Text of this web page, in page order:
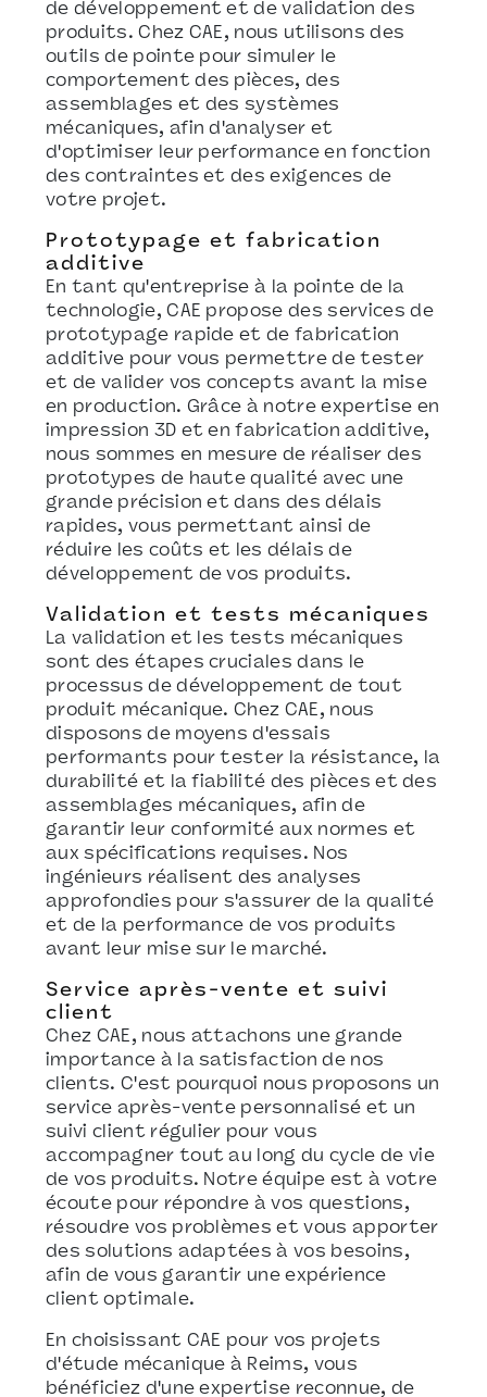
de développement et de validation des
produits. Chez CAE, nous utilisons des
outils de pointe pour simuler le
comportement des pièces, des
assemblages et des systèmes
mécaniques, afin d'analyser et
d'optimiser leur performance en fonction
des contraintes et des exigences de
votre projet.
Prototypage et fabrication
additive
En tant qu'entreprise à la pointe de la
technologie, CAE propose des services de
prototypage rapide et de fabrication
additive pour vous permettre de tester
et de valider vos concepts avant la mise
en production. Grâce à notre expertise en
impression 3D et en fabrication additive,
nous sommes en mesure de réaliser des
prototypes de haute qualité avec une
grande précision et dans des délais
rapides, vous permettant ainsi de
réduire les coûts et les délais de
développement de vos produits.
Validation et tests mécaniques
La validation et les tests mécaniques
sont des étapes cruciales dans le
processus de développement de tout
produit mécanique. Chez CAE, nous
disposons de moyens d'essais
performants pour tester la résistance, la
durabilité et la fiabilité des pièces et des
assemblages mécaniques, afin de
garantir leur conformité aux normes et
aux spécifications requises. Nos
ingénieurs réalisent des analyses
approfondies pour s'assurer de la qualité
et de la performance de vos produits
avant leur mise sur le marché.
Service après-vente et suivi
client
Chez CAE, nous attachons une grande
importance à la satisfaction de nos
clients. C'est pourquoi nous proposons un
service après-vente personnalisé et un
suivi client régulier pour vous
accompagner tout au long du cycle de vie
de vos produits. Notre équipe est à votre
écoute pour répondre à vos questions,
résoudre vos problèmes et vous apporter
des solutions adaptées à vos besoins,
afin de vous garantir une expérience
client optimale.
En choisissant CAE pour vos projets
d'étude mécanique à Reims, vous
bénéficiez d'une expertise reconnue, de